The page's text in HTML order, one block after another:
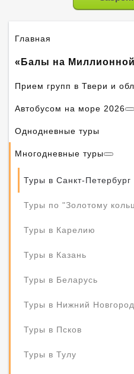
Главная
«Балы на
Прием групп в Твери и
Автобусом на море 2026
Однодневные туры
Многодневные туры
Туры в Санкт-Петербург
Туры по "Золотому
Туры в Карелию
Туры в Казань
Туры в Беларусь
Туры в Нижний Новгород
Туры в Псков
Туры в Тулу